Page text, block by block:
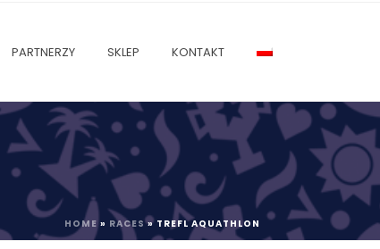
PARTNERZY SKLEP KONTAKT
HOME » RACES» TREFL AQUATHLON